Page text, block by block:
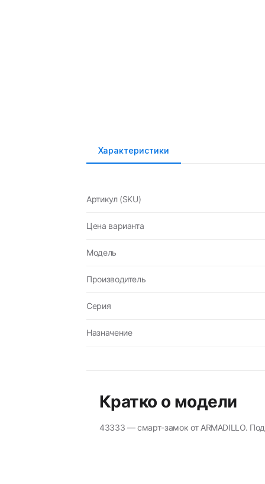
Характеристики
Артикул (SKU)
Цена варианта
Модель
Производитель
Серия
Назначение
Кратко о модели
43333 — смарт-замок от ARMADILLO.